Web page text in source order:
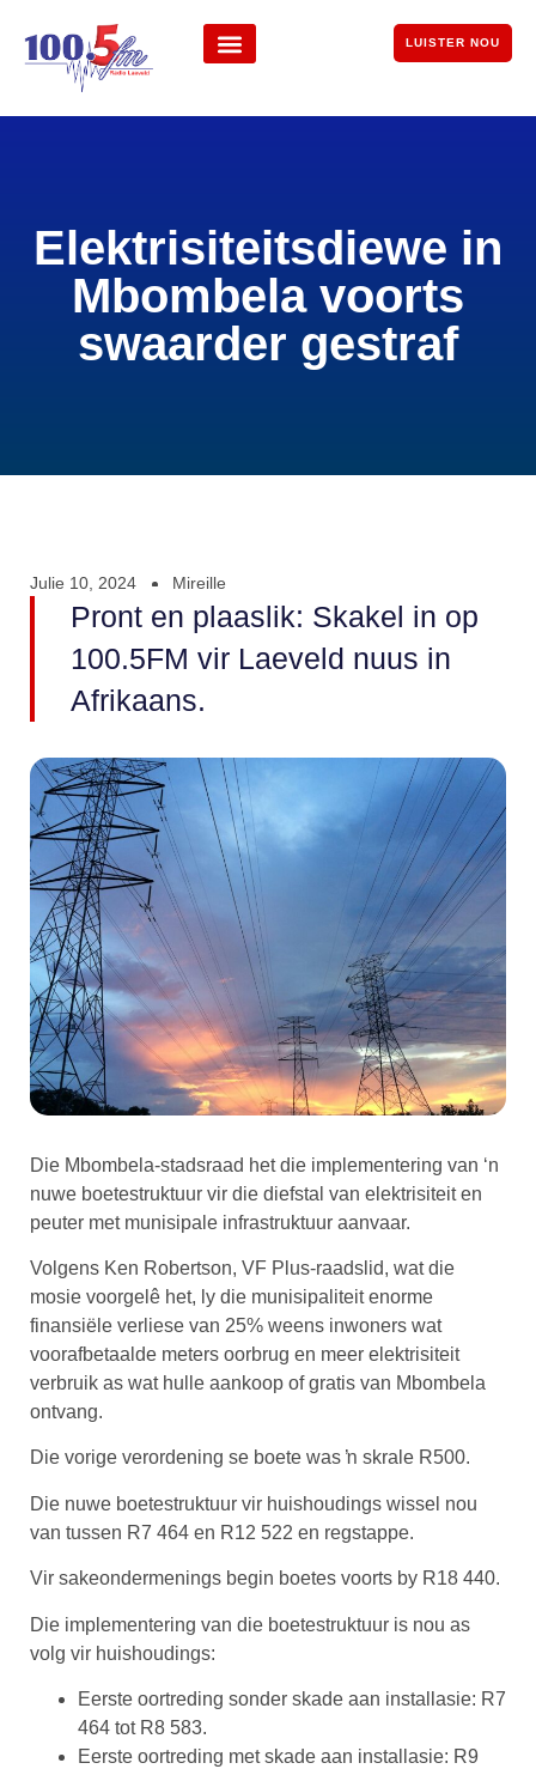
LUISTER NOU
Elektrisiteitsdiewe in
Mbombela voorts
swaarder gestraf
Julie 10, 2024 Mireille
Pront en plaaslik: Skakel in op
100.5FM vir Laeveld nuus in
Afrikaans.
Die Mbombela-stadsraad het die implementering van ‘n
nuwe boetestruktuur vir die diefstal van elektrisiteit en
peuter met munisipale infrastruktuur aanvaar.
Volgens Ken Robertson, VF Plus-raadslid, wat die
mosie voorgelê het, ly die munisipaliteit enorme
finansiële verliese van 25% weens inwoners wat
voorafbetaalde meters oorbrug en meer elektrisiteit
verbruik as wat hulle aankoop of gratis van Mbombela
ontvang.
Die vorige verordening se boete was ŉ skrale R500.
Die nuwe boetestruktuur vir huishoudings wissel nou
van tussen R7 464 en R12 522 en regstappe.
Vir sakeondermenings begin boetes voorts by R18 440.
Die implementering van die boetestruktuur is nou as
volg vir huishoudings:
Eerste oortreding sonder skade aan installasie: R7
464 tot R8 583.
Eerste oortreding met skade aan installasie: R9